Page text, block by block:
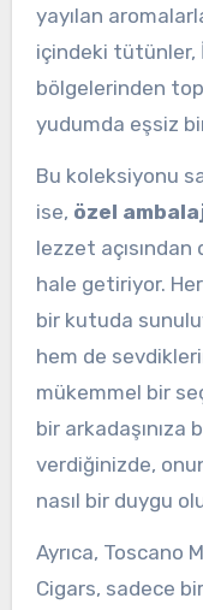
yayılan
içindeki tütünler,
bölgelerinden
yudumda eşsiz
Bu koleksiyonu
ise, özel
lezzet
hale getiriyor.
bir kutuda
hem de
mükemmel bir
bir arkadaşınıza
verdiğinizde,
nasıl bir duygu
Ayrıca, Toscano
Cigars, sadece